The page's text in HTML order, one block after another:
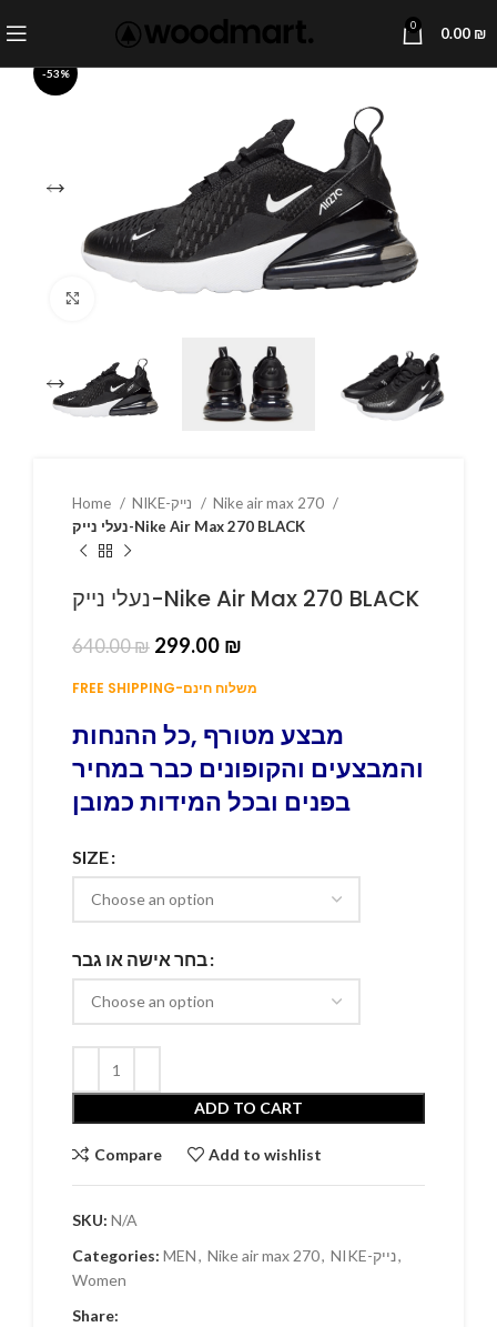
0 0.00 ₪
-53%
Click to enlarge
Home
Nike air max 270
נעלי נייק-Nike Air Max 270 BLACK
נעלי נייק-Nike Air Max 270 BLACK
640.00₪ 299.00 ₪
FREE SHIPPING-משלוח חינם
מבצע מטורף ,כל ההנחות
והמבצעים והקופונים כבר במחיר
בפנים ובכל המידות כמובן
SIZE
בחר אישה או גבר
ADD TO CART
Compare Add to wishlist
SKU: N/A
Categories: MEN, Nike air max 270, NIKE-נייק,
Women
Share: